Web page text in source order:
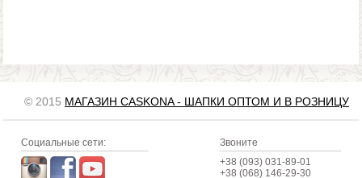
© 2015 МАГАЗИН CASKONA - ШАПКИ ОПТОМ И В РОЗНИЦУ
Социальные сети:
Звоните
+38 (093) 031-89-01
+38 (068) 146-29-30